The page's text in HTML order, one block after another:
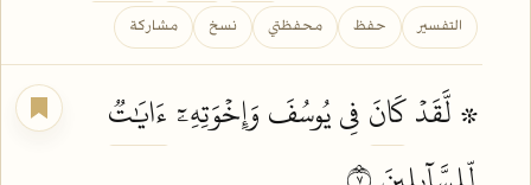
التفسير حفظ محفظتي نسخ مشاركة
۞ لَّقَدۡكَانَفِي يُوسُفَ وَإِخۡوَتِهِۦٓ ءَايَٰتٞ